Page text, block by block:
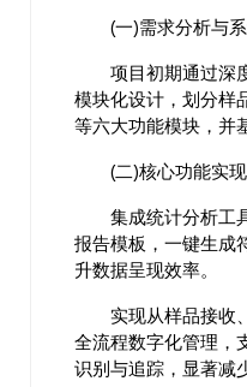
(一)需求分析与
项目初期通过深
模块化设计，划分样
等六大功能模块，并
(二)核心功能实现
集成统计分析工
报告模板，一键生成
升数据呈现效率。
实现从样品接收
全流程数字化管理，
识别与追踪，显著减